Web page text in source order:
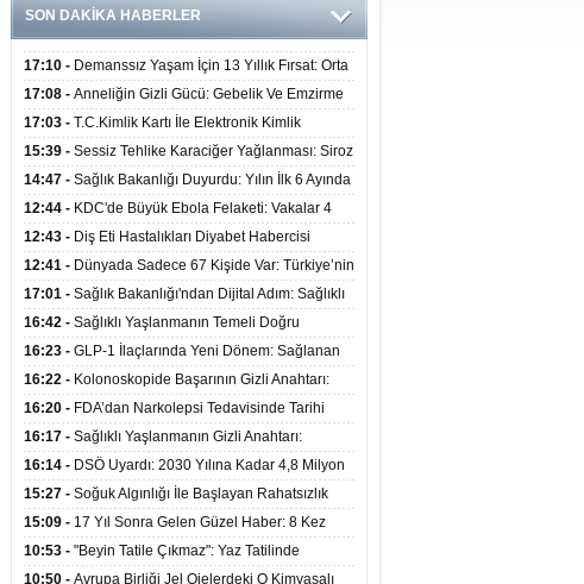
SON DAKİKA HABERLER
17:10 - Demanssız Yaşam İçin 13 Yıllık Fırsat: Orta
Yaştaki Yaşam Tarzı Beyin Sağlığını Belirliyor
17:08 - Anneliğin Gizli Gücü: Gebelik Ve Emzirme
Biyolojik Dayanıklılığı Artırabilir Mi?
17:03 - T.C.Kimlik Kartı İle Elektronik Kimlik
Doğrulama Yöntemi (Biyometrik Kimlik Doğrulama
Sistemi) 07.08.2026
15:39 - Sessiz Tehlike Karaciğer Yağlanması: Siroz
Ve Kalp Krizine Davetiye Çıkarıyor!
14:47 - Sağlık Bakanlığı Duyurdu: Yılın İlk 6 Ayında
10 Binden Fazla Hasta Hiperbarik Oksijen Tedavisi
Aldı
12:44 - KDC'de Büyük Ebola Felaketi: Vakalar 4
Bini Aştı, Virüste Mutasyon Şüphesi!
12:43 - Diş Eti Hastalıkları Diyabet Habercisi
Olabilir: Ağız Sağlığı Ve Şeker Arasındaki Çift Yönlü
Bağ Kanıtlandı
12:41 - Dünyada Sadece 67 Kişide Var: Türkiye’nin
İlk Bundgaard Sendromu Vakası Diyarbakır’da
Teşhis Edildi
17:01 - Sağlık Bakanlığı'ndan Dijital Adım: Sağlıklı
Hayat Merkezlerinde Uzaktan Danışmanlık Dönemi
Başladı
16:42 - Sağlıklı Yaşlanmanın Temeli Doğru
Beslenmeden Geçiyor: İleri Yaşta Hangi Besin
Öğelerine İhtiyaç Duyuluyor?
16:23 - GLP-1 İlaçlarında Yeni Dönem: Sağlanan
Faydalar Yalnızca Kilo Kaybıyla Sınırlı Değil
16:22 - Kolonoskopide Başarının Gizli Anahtarı:
Yetersiz Bağırsak Temizliği Poliplerin Gözden
Kaçmasına Neden Oluyor
16:20 - FDA’dan Narkolepsi Tedavisinde Tarihi
Onay: Oreksin Sistemini Hedefleyen İlk İlaç
Kullanıma Sunuldu
16:17 - Sağlıklı Yaşlanmanın Gizli Anahtarı:
Düzenli Kuvvet Antrenmanı Kas Ve Kemik Sağlığını
Koruyor
16:14 - DSÖ Uyardı: 2030 Yılına Kadar 4,8 Milyon
Hemşire ve Ebe Açığı Oluşabilir
15:27 - Soğuk Algınlığı İle Başlayan Rahatsızlık
Karaciğer Yetmezliği Çıktı: 17 Yıl Sonra Nakille
Hayata Tutundu
15:09 - 17 Yıl Sonra Gelen Güzel Haber: 8 Kez
Reddedilen Hastaya 9'uncu Çağrıda Nakil Yapıldı
10:53 - "Beyin Tatile Çıkmaz": Yaz Tatilinde
Öğrenilenlerin Yüzde 39'u Unutulabiliyor
10:50 - Avrupa Birliği Jel Ojelerdeki O Kimyasalı